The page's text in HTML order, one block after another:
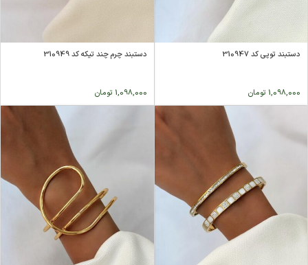
دستبند توپی کد 310947
1,098,000 تومان
دستبند چرم چند تیکه کد 310949
1,098,000 تومان